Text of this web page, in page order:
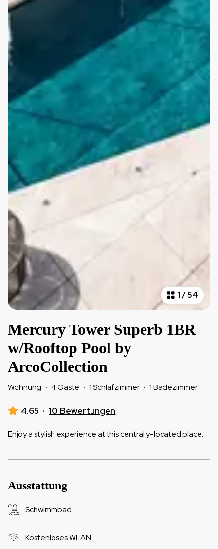
1/54
Mercury Tower Superb 1BR
w/Rooftop Pool by
ArcoCollection
Wohnung · 4 Gäste · 1 Schlafzimmer · 1 Badezimmer
4.65 · 10 Bewertungen
Enjoy a stylish experience at this centrally-located place.
Ausstattung
Schwimmbad
Kostenloses WLAN